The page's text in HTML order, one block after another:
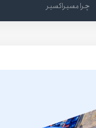
چرا مسیراکسیر